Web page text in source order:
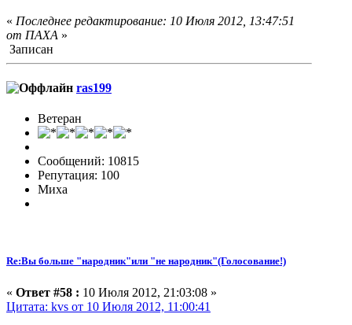
« Последнее редактирование: 10 Июля 2012, 13:47:51
от ПАХА »
Записан
ras199
Ветеран
Сообщений: 10815
Репутация: 100
Миха
Re:Вы больше "народник"или "не народник"(Голосование!)
« Ответ #58 : 10 Июля 2012, 21:03:08 »
Цитата: kvs от 10 Июля 2012, 11:00:41